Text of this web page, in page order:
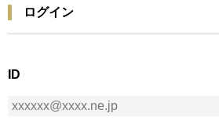
ログイン
ID